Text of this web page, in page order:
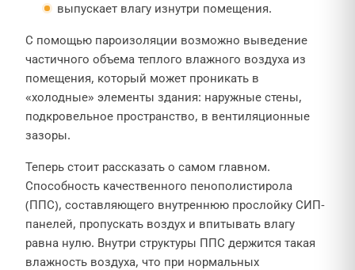
выпускает влагу изнутри помещения.
С помощью пароизоляции возможно выведение
частичного объема теплого влажного воздуха из
помещения, который может проникать в
«холодные» элементы здания: наружные стены,
подкровельное пространство, в вентиляционные
зазоры.
Теперь стоит рассказать о самом главном.
Способность качественного пенополистирола
(ППС), составляющего внутреннюю прослойку СИП-
панелей, пропускать воздух и впитывать влагу
равна нулю. Внутри структуры ППС держится такая
влажность воздуха, что при нормальных